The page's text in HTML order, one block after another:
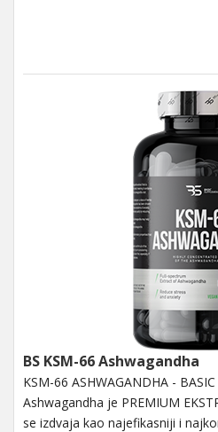
BS KSM-66 Ashwagandha
KSM-66 ASHWAGANDHA -
Ashwagandha je PREMIUM
se izdvaja kao najefikasniji i